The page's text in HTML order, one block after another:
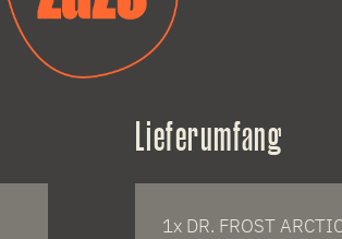
Lieferumfang
1x DR. FROST